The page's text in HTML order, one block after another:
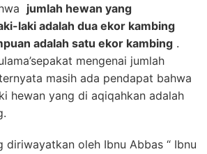
jumlah hewan yang
laki adalah dua ekor kambing
adalah satu ekor kambing .
mengenai jumlah
masih ada pendapat bahwa
hewan yang di aqiqahkan adalah
diriwayatkan oleh Ibnu Abbas “ Ibnu